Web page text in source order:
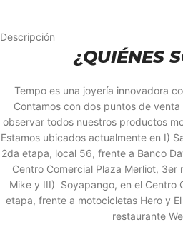
Descripción
¿QUIÉNES
Tempo es una joyería innovadora
Contamos con dos puntos de
observar todos nuestros productos
Estamos ubicados actualmente en I)
2da etapa, local 56, frente a Banco
Centro Comercial Plaza Merliot, 3er
Mike y III) Soyapango, en el Centro
etapa, frente a motocicletas Hero y
restaurante